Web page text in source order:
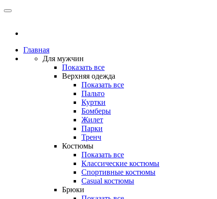
Главная
Для мужчин
Показать все
Верхняя одежда
Показать все
Пальто
Куртки
Бомберы
Жилет
Парки
Тренч
Костюмы
Показать все
Классические костюмы
Спортивные костюмы
Casual костюмы
Брюки